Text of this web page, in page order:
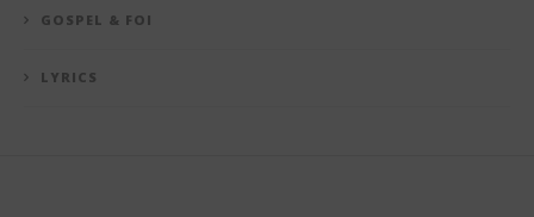
GOSPEL & FOI
LYRICS